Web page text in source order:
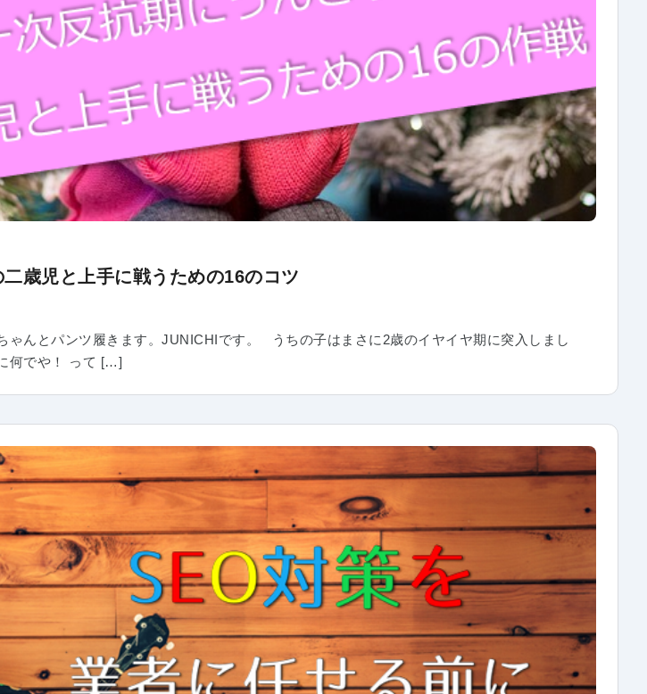
歳児と上手に戦うための16のコツ
んとパンツ履きます。JUNICHIです。 うちの子はまさに2歳のイヤイヤ期に突入しまし
何でや！ って […]